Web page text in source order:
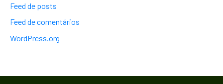
Feed de posts
Feed de comentários
WordPress.org